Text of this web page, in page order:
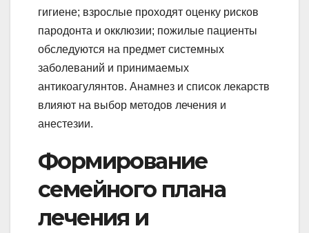
гигиене; взрослые проходят оценку рисков
пародонта и окклюзии; пожилые пациенты
обследуются на предмет системных
заболеваний и принимаемых
антикоагулянтов. Анамнез и список лекарств
влияют на выбор методов лечения и
анестезии.
Формирование
семейного плана
лечения и